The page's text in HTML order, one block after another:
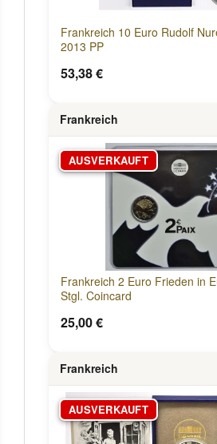
Frankreich 10 Euro Rudolf
2013 PP
53,38 €
Frankreich
AUSVERKAUFT
Frankreich 2 Euro Frieden in
Stgl. Coincard
25,00 €
Frankreich
AUSVERKAUFT